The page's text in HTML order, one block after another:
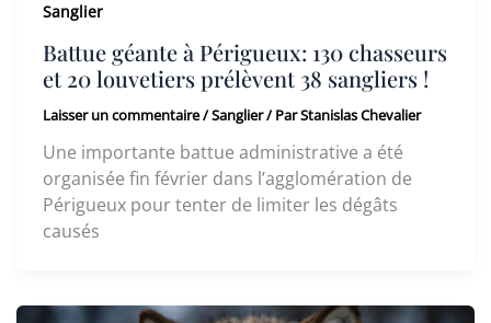
Sanglier
Battue géante à Périgueux: 130 chasseurs
et 20 louvetiers prélèvent 38 sangliers !
Laisser un commentaire/Sanglier/ ParStanislas Chevalier
Une importante battue administrative a été
organisée fin février dans l’agglomération de
Périgueux pour tenter de limiter les dégâts
causés